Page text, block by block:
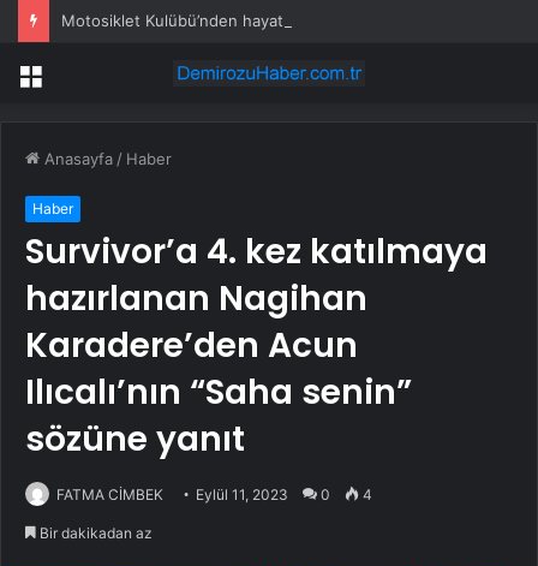
Menü
Anasayfa / Haber
Haber
Survivor’a 4. kez katılmaya
hazırlanan Nagihan
Karadere’den Acun
Ilıcalı’nın “Saha senin”
sözüne yanıt
FATMA CİMBEK Eylül 11, 2023 0 4
Bir dakikadan az